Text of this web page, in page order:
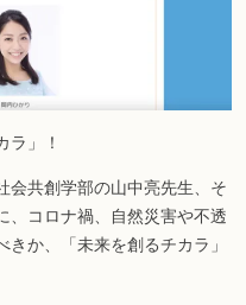
」！
会共創学部の山中亮先生、そ
、コロナ禍、自然災害や不透
か、「未来を創るチカラ」